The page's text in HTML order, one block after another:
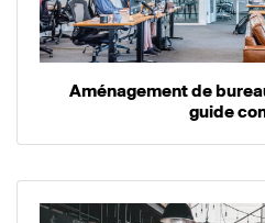
Aménagement de
guide